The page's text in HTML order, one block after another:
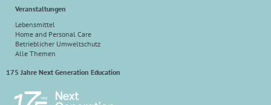
Veranstaltungen
Lebensmittel
Home and Personal Care
Betrieblicher Umweltschutz
Alle Themen
175 Jahre Next Generation Education